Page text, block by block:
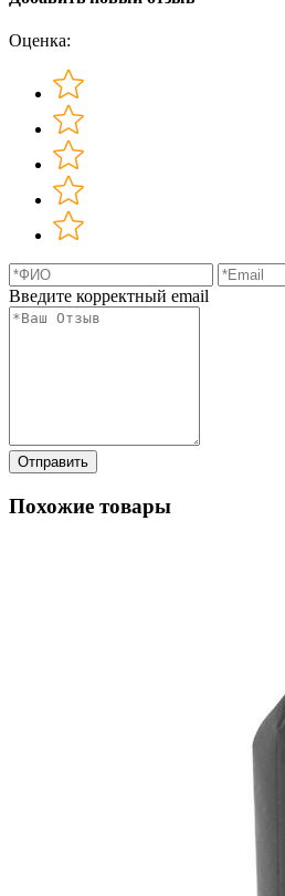
Оценка:
Введите корректный email
Отправить
Похожие товары